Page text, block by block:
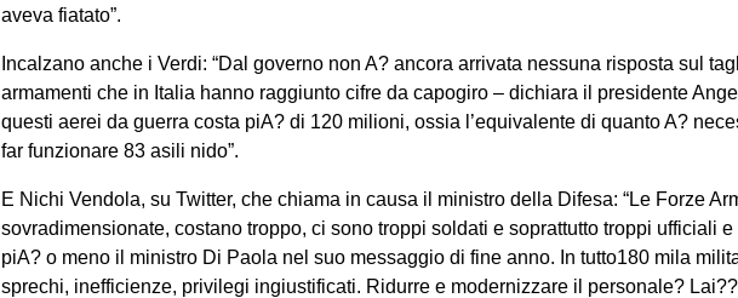
aveva fiatato”.
Incalzano anche i Verdi: “Dal governo non A? ancora arrivata nessuna risposta sul
armamenti che in Italia hanno raggiunto cifre da capogiro – dichiara il presidente
questi aerei da guerra costa piA? di 120 milioni, ossia l’equivalente di quanto A?
far funzionare 83 asili nido”.
E Nichi Vendola, su Twitter, che chiama in causa il ministro della Difesa: “Le Forze
sovradimensionate, costano troppo, ci sono troppi soldati e soprattutto troppi ufficiali
piA? o meno il ministro Di Paola nel suo messaggio di fine anno. In tutto180 mila
sprechi, inefficienze, privilegi ingiustificati. Ridurre e modernizzare il personale?